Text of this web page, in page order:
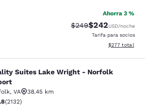
Ahorra 3 %
Precio tachado:
$249Precio con
$242USD/noche
Tarifa para socios
Ver detalles
$277 total
Lake Wright -
Suites Lake Wright - Norfolk
, VA
38.45 km
de 2.84 estrellas. Feria. 2132 reseñas
(2132)